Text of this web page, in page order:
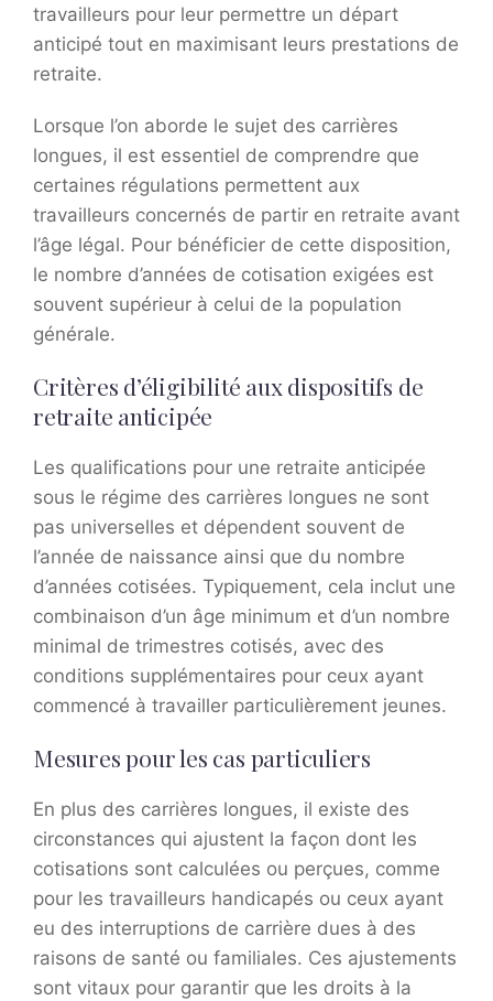
travailleurs pour leur permettre un départ
anticipé tout en maximisant leurs prestations de
retraite.
Lorsque l’on aborde le sujet des carrières
longues, il est essentiel de comprendre que
certaines régulations permettent aux
travailleurs concernés de partir en retraite avant
l’âge légal. Pour bénéficier de cette disposition,
le nombre d’années de cotisation exigées est
souvent supérieur à celui de la population
générale.
Critères d’éligibilité aux dispositifs de
retraite anticipée
Les qualifications pour une retraite anticipée
sous le régime des carrières longues ne sont
pas universelles et dépendent souvent de
l’année de naissance ainsi que du nombre
d’années cotisées. Typiquement, cela inclut une
combinaison d’un âge minimum et d’un nombre
minimal de trimestres cotisés, avec des
conditions supplémentaires pour ceux ayant
commencé à travailler particulièrement jeunes.
Mesures pour les cas particuliers
En plus des carrières longues, il existe des
circonstances qui ajustent la façon dont les
cotisations sont calculées ou perçues, comme
pour les travailleurs handicapés ou ceux ayant
eu des interruptions de carrière dues à des
raisons de santé ou familiales. Ces ajustements
sont vitaux pour garantir que les droits à la